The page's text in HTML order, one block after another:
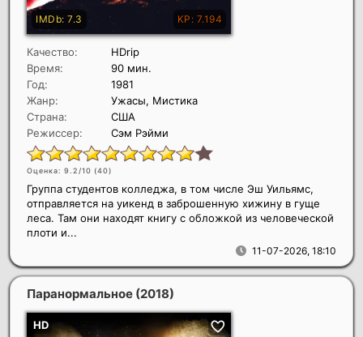
Качество:
HDrip
Время:
90 мин.
Год:
1981
Жанр:
Ужасы, Мистика
Страна:
США
Режиссер:
Сэм Рэйми
Оценка: 9.2/10 (40)
11-07-2026, 18:10
Группа студентов колледжа, в том числе Эш Уильямс,
отправляется на уикенд в заброшенную хижину в гуще
леса. Там они находят книгу с обложкой из человеческой
плоти и...
Паранормальное (2018)